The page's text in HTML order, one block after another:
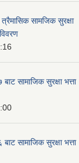
सामजिक सुरक्षा
सामाजिक सुरक्षा भत्ता
सामाजिक सुरक्षा भत्ता